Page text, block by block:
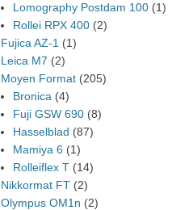
Lomography Postdam 100 (1)
Rollei RPX 400 (2)
Fujica AZ-1 (1)
Leica M7 (2)
Moyen Format (205)
Bronica (4)
Fuji GSW 690 (8)
Hasselblad (87)
Mamiya 6 (1)
Rolleiflex T (14)
Nikkormat FT (2)
Olympus OM1n (2)